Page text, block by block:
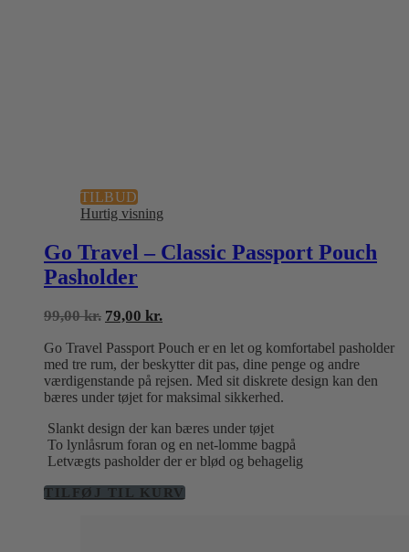
TILBUD
Hurtig visning
Go Travel – Classic Passport Pouch
Pasholder
99,00kr. Den
pris
var:
99,00 kr..
79,00 kr.Den
pris
er:
79,00 kr..
Go Travel Passport Pouch er en let og komfortabel pasholder
med tre rum, der beskytter dit pas, dine penge og andre
værdigenstande på rejsen. Med sit diskrete design kan den
bæres under tøjet for maksimal sikkerhed.
Slankt design der kan bæres under tøjet
To lynlåsrum foran og en net-lomme bagpå
Letvægts pasholder der er blød og behagelig
TILFØJ TIL KURV